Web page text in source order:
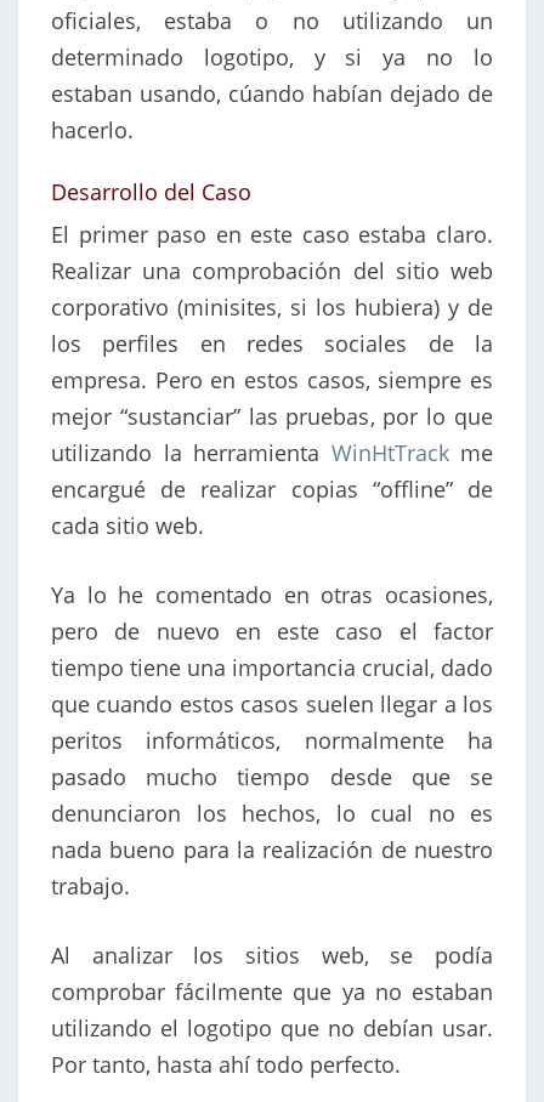
oficiales, estaba o no utilizando un
determinado logotipo, y si ya no lo
estaban usando, cúando habían dejado de
hacerlo.
Desarrollo del Caso
El primer paso en este caso estaba claro.
Realizar una comprobación del sitio web
corporativo (minisites, si los hubiera) y de
los perfiles en redes sociales de la
empresa. Pero en estos casos, siempre es
mejor “sustanciar” las pruebas, por lo que
utilizando la herramienta WinHtTrackme
encargué de realizar copias “offline” de
cada sitio web.
Ya lo he comentado en otras ocasiones,
pero de nuevo en este caso el factor
tiempo tiene una importancia crucial, dado
que cuando estos casos suelen llegar a los
peritos informáticos, normalmente ha
pasado mucho tiempo desde que se
denunciaron los hechos, lo cual no es
nada bueno para la realización de nuestro
trabajo.
Al analizar los sitios web, se podía
comprobar fácilmente que ya no estaban
utilizando el logotipo que no debían usar.
Por tanto, hasta ahí todo perfecto.